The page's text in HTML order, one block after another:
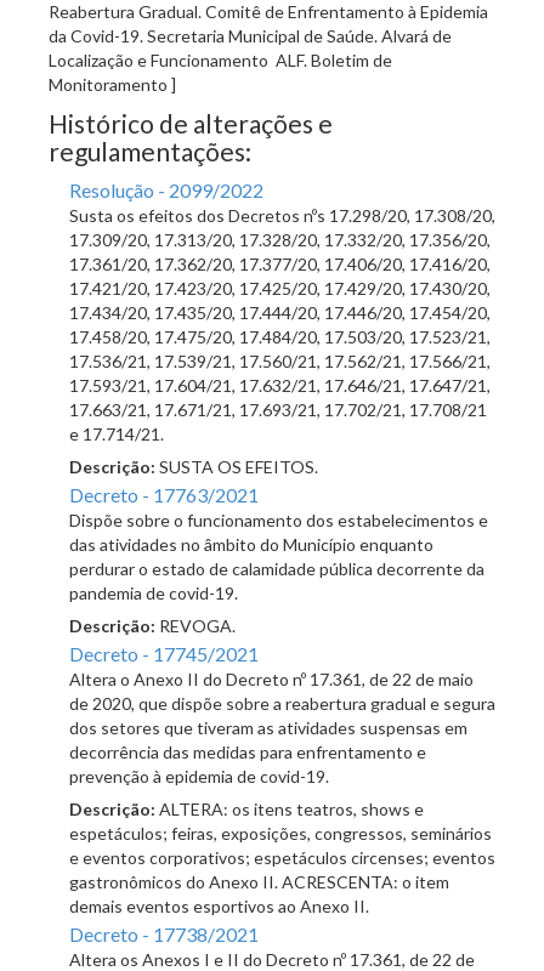
Reabertura Gradual. Comitê de Enfrentamento à Epidemia
da Covid-19. Secretaria Municipal de Saúde. Alvará de
Localização e Funcionamento  ALF. Boletim de
Monitoramento ]
Histórico de alterações e
regulamentações:
Resolução - 2099/2022
Susta os efeitos dos Decretos nºs 17.298/20, 17.308/20,
17.309/20, 17.313/20, 17.328/20, 17.332/20, 17.356/20,
17.361/20, 17.362/20, 17.377/20, 17.406/20, 17.416/20,
17.421/20, 17.423/20, 17.425/20, 17.429/20, 17.430/20,
17.434/20, 17.435/20, 17.444/20, 17.446/20, 17.454/20,
17.458/20, 17.475/20, 17.484/20, 17.503/20, 17.523/21,
17.536/21, 17.539/21, 17.560/21, 17.562/21, 17.566/21,
17.593/21, 17.604/21, 17.632/21, 17.646/21, 17.647/21,
17.663/21, 17.671/21, 17.693/21, 17.702/21, 17.708/21
e 17.714/21.
Descrição: SUSTA OS EFEITOS.
Decreto - 17763/2021
Dispõe sobre o funcionamento dos estabelecimentos e
das atividades no âmbito do Município enquanto
perdurar o estado de calamidade pública decorrente da
pandemia de covid-19.
Descrição: REVOGA.
Decreto - 17745/2021
Altera o Anexo II do Decreto nº 17.361, de 22 de maio
de 2020, que dispõe sobre a reabertura gradual e segura
dos setores que tiveram as atividades suspensas em
decorrência das medidas para enfrentamento e
prevenção à epidemia de covid-19.
Descrição: ALTERA: os itens teatros, shows e
espetáculos; feiras, exposições, congressos, seminários
e eventos corporativos; espetáculos circenses; eventos
gastronômicos do Anexo II. ACRESCENTA: o item
demais eventos esportivos ao Anexo II.
Decreto - 17738/2021
Altera os Anexos I e II do Decreto nº 17.361, de 22 de